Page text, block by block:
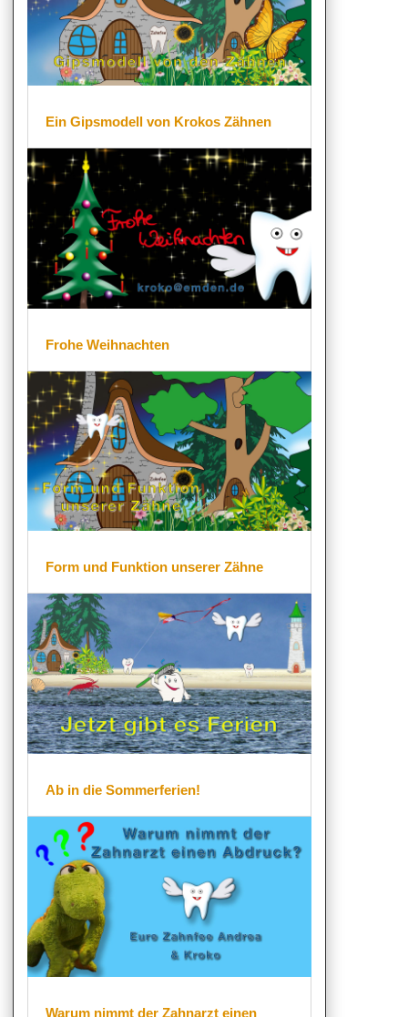
Ein Gipsmodell von Krokos Zähnen
Frohe Weihnachten
Form und Funktion unserer Zähne
Ab in die Sommerferien!
Warum nimmt der Zahnarzt einen